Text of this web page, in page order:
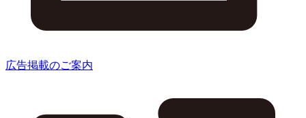
広告掲載のご案内